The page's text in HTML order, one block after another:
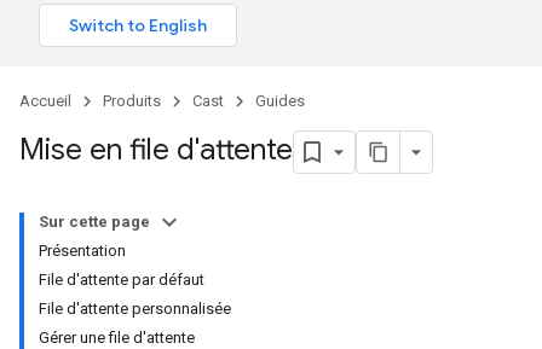
Accueil Produits Cast Guides
Mise en file d'attente
Sur cette page
Présentation
File d'attente par défaut
File d'attente personnalisée
Gérer une file d'attente